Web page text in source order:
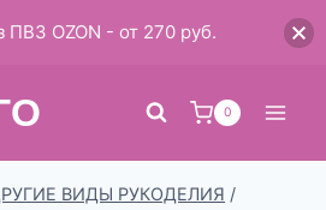
0
ВИДЫ РУКОДЕЛИЯ /
ПВЗ OZON - от 270 руб.